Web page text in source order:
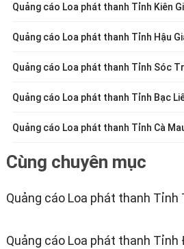
Quảng cáo Loa phát thanh Tỉnh Kiên
Quảng cáo Loa phát thanh Tỉnh Hậu
Quảng cáo Loa phát thanh Tỉnh Sóc
Quảng cáo Loa phát thanh Tỉnh Bạc
Quảng cáo Loa phát thanh Tỉnh Cà
Cùng chuyên mục
Quảng cáo Loa phát thanh Tỉnh
Quảng cáo Loa phát thanh Tỉnh